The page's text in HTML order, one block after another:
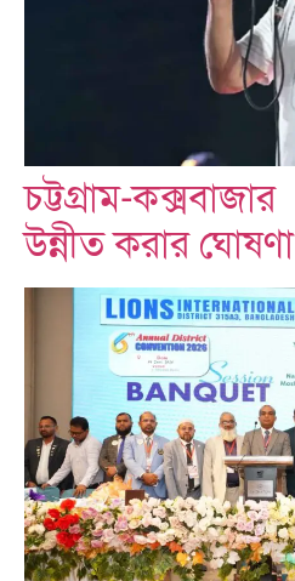
চট্টগ্রাম-
উন্নীত করার ঘোষণা